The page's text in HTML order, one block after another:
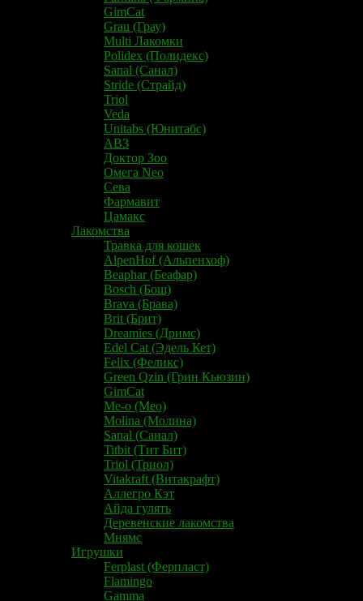
GimCat
Grau (Грау)
Multi Лакомки
Polidex (Полидекс)
Sanal (Санал)
Stride (Страйд)
Triol
Veda
Unitabs (Юнитабс)
АВЗ
Доктор Зоо
Омега Neo
Сева
Фармавит
Цамакс
Лакомства
Травка для кошек
AlpenHof (Альпенхоф)
Beaphar (Беафар)
Bosch (Бош)
Brava (Брава)
Brit (Брит)
Dreamies (Дримс)
Edel Cat (Эдель Кет)
Felix (Феликс)
Green Qzin (Грин Кьюзин)
GimCat
Me-o (Мео)
Molina (Молина)
Sanal (Санал)
Titbit (Тит Бит)
Triol (Триол)
Vitakraft (Витакрафт)
Аллегро Кэт
Айда гулять
Деревенские лакомства
Мнямс
Игрушки
Ferplast (Ферпласт)
Flamingo
Gamma